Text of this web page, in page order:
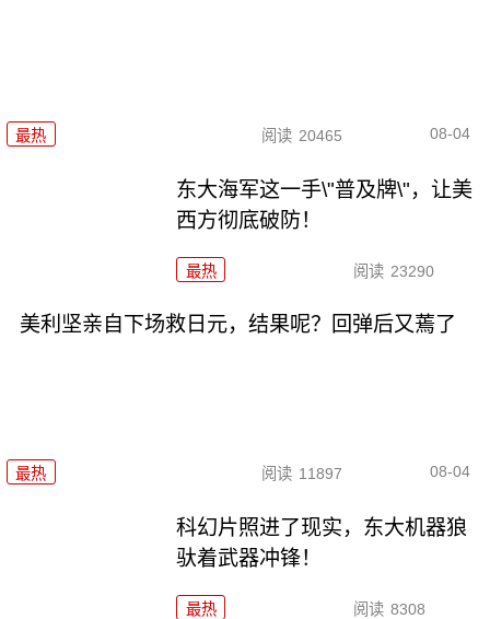
最热 阅读 20465 08-04
东大海军这一手\"普及牌\"，让美
西方彻底破防！
最热 阅读 23290
美利坚亲自下场救日元，结果呢？回弹后又蔫了
最热 阅读 11897 08-04
科幻片照进了现实，东大机器狼
驮着武器冲锋！
最热 阅读 8308